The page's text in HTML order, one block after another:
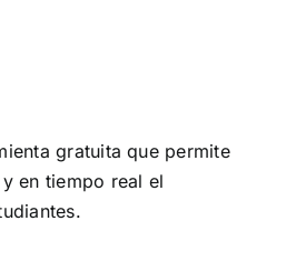
gratuita que permite
en tiempo real el